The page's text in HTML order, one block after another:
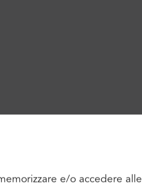
e/o accedere alle